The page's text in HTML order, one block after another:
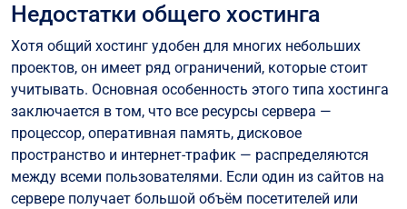
Недостатки общего хостинга
Хотя общий хостинг удобен для многих небольших
проектов, он имеет ряд ограничений, которые стоит
учитывать. Основная особенность этого типа хостинга
заключается в том, что все ресурсы сервера —
процессор, оперативная память, дисковое
пространство и интернет-трафик — распределяются
между всеми пользователями. Если один из сайтов на
сервере получает большой объём посетителей или